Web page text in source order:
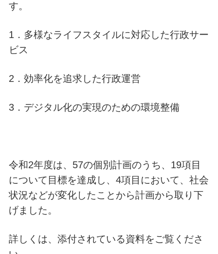
す。
1．多様なライフスタイルに対応した行政サー
ビス
2．効率化を追求した行政運営
3．デジタル化の実現のための環境整備
令和2年度は、57の個別計画のうち、19項目
について目標を達成し、4項目において、社会
状況などが変化したことから計画から取り下
げました。
詳しくは、添付されている資料をご覧くださ